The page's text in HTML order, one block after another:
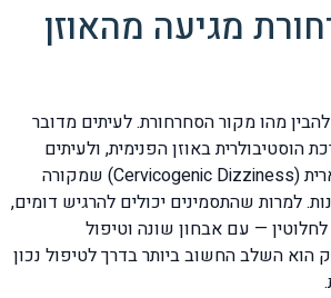
מגיעה מהאוזן
מהו מקור הסחרחורת. לעיתים מדובר
הוסטיבולרית באוזן הפנימית, ולעיתים
דווקא בסחרחורת צווארית (Cervicogenic Dizziness) שמקורה
למרות שהתסמינים יכולים להרגיש דומים,
— עם אבחון שונה וטיפול
הוא השלב החשוב ביותר בדרך לטיפול נכון